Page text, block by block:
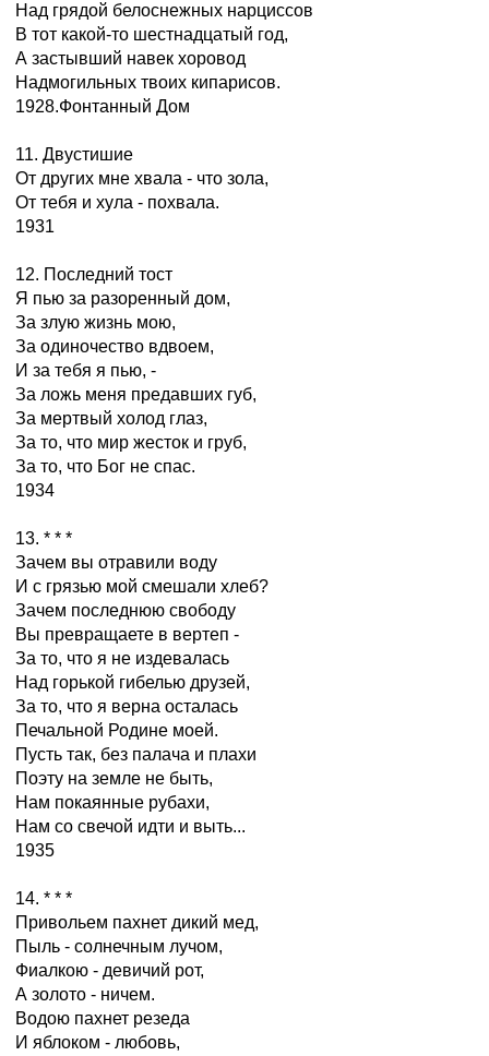
Над грядой белоснежных нарциссов
В тот какой-то шестнадцатый год,
А застывший навек хоровод
Надмогильных твоих кипарисов.
1928.Фонтанный Дом
11. Двустишие
От других мне хвала - что зола,
От тебя и хула - похвала.
1931
12. Последний тост
Я пью за разоренный дом,
За злую жизнь мою,
За одиночество вдвоем,
И за тебя я пью, -
За ложь меня предавших губ,
За мертвый холод глаз,
За то, что мир жесток и груб,
За то, что Бог не спас.
1934
13. * * *
Зачем вы отравили воду
И с грязью мой смешали хлеб?
Зачем последнюю свободу
Вы превращаете в вертеп -
За то, что я не издевалась
Над горькой гибелью друзей,
За то, что я верна осталась
Печальной Родине моей.
Пусть так, без палача и плахи
Поэту на земле не быть,
Нам покаянные рубахи,
Нам со свечой идти и выть...
1935
14. * * *
Привольем пахнет дикий мед,
Пыль - солнечным лучом,
Фиалкою - девичий рот,
А золото - ничем.
Водою пахнет резеда
И яблоком - любовь,